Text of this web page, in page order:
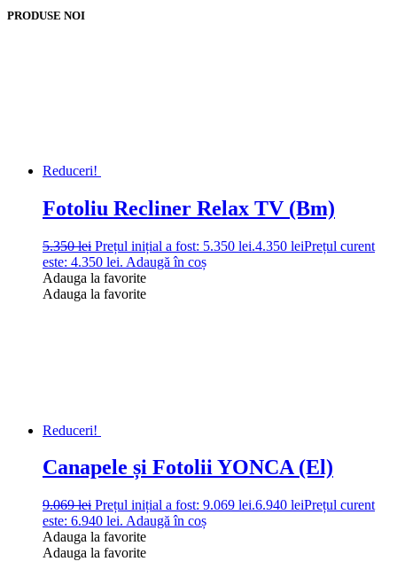
PRODUSE NOI
Reduceri!
Fotoliu Recliner Relax TV (Bm)
5.350lei Prețul inițial a fost: 5.350 lei.4.350 leiPrețul curent
este: 4.350 lei. Adaugă în coș
Adauga la favorite
Adauga la favorite
Reduceri!
Canapele și Fotolii YONCA (El)
9.069lei Prețul inițial a fost: 9.069 lei.6.940 leiPrețul curent
este: 6.940 lei. Adaugă în coș
Adauga la favorite
Adauga la favorite